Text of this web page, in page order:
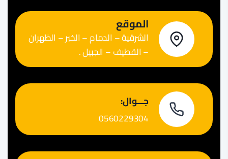
الموقع
الشرقية – الدمام – الخبر – الظهران
– القطيف – الجبيل .
جـــوال:
0560229304